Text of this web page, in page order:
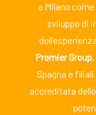
a Milano
sviluppo di
Premier Group,
Spagna e
accreditata